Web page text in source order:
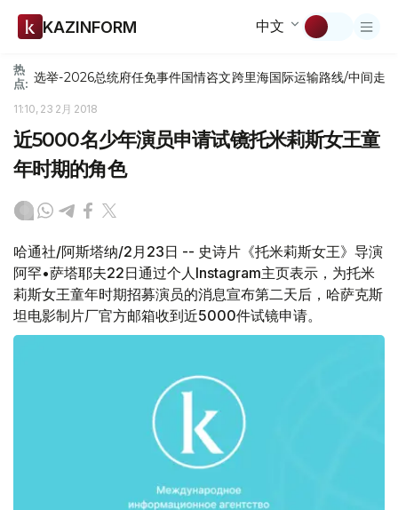
KAZINFORM 中文
热
点: 选举-2026总统府任免事件国情咨文跨里海国际运输路线/中间走廊
11:10, 23 2月 2018
近5000名少年演员申请试镜托米莉斯女王童
年时期的角色
哈通社/阿斯塔纳/2月23日 -- 史诗片《托米莉斯女王》导演
阿罕•萨塔耶夫22日通过个人Instagram主页表示，为托米
莉斯女王童年时期招募演员的消息宣布第二天后，哈萨克斯
坦电影制片厂官方邮箱收到近5000件试镜申请。